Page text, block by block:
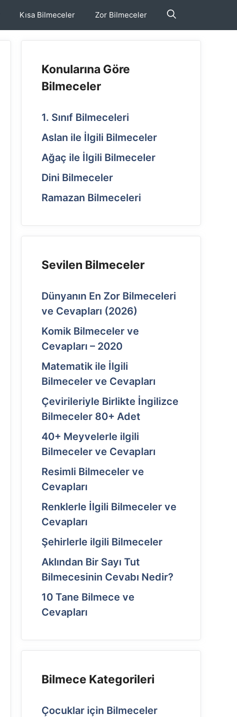
Kısa Bilmeceler Zor Bilmeceler
Konularına Göre
Bilmeceler
1. Sınıf Bilmeceleri
Aslan ile İlgili Bilmeceler
Ağaç ile İlgili Bilmeceler
Dini Bilmeceler
Ramazan Bilmeceleri
Sevilen Bilmeceler
Dünyanın En Zor Bilmeceleri
ve Cevapları (2026)
Komik Bilmeceler ve
Cevapları – 2020
Matematik ile İlgili
Bilmeceler ve Cevapları
Çevirileriyle Birlikte İngilizce
Bilmeceler 80+ Adet
40+ Meyvelerle ilgili
Bilmeceler ve Cevapları
Resimli Bilmeceler ve
Cevapları
Renklerle İlgili Bilmeceler ve
Cevapları
Şehirlerle ilgili Bilmeceler
Aklından Bir Sayı Tut
Bilmecesinin Cevabı Nedir?
10 Tane Bilmece ve
Cevapları
Bilmece Kategorileri
Çocuklar için Bilmeceler